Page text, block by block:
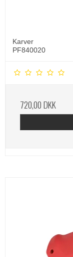
Karver
PF840020
720,00 DKK